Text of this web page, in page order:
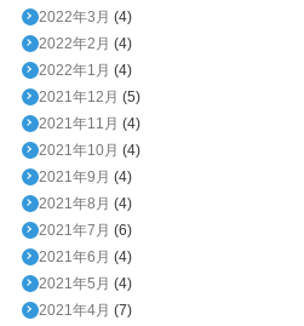
2022年3月 (4)
2022年2月 (4)
2022年1月 (4)
2021年12月 (5)
2021年11月 (4)
2021年10月 (4)
2021年9月 (4)
2021年8月 (4)
2021年7月 (6)
2021年6月 (4)
2021年5月 (4)
2021年4月 (7)